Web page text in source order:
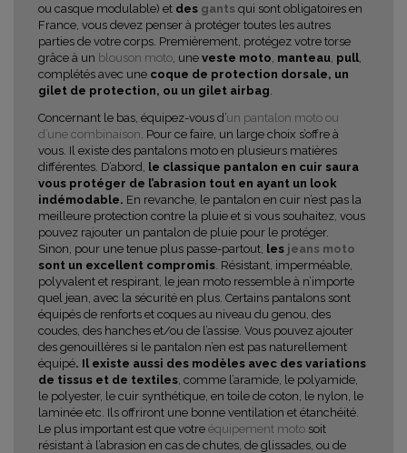
ou casque modulable) et des gants qui sont obligatoires en
France, vous devez penser à protéger toutes les autres
parties de votre corps. Premièrement, protégez votre torse
grâce à un blouson moto , une veste moto manteau pull
complétés avec une coque de protection dorsale, un
gilet de protection, ou un gilet airbag
Concernant le bas, équipez-vous d’un pantalon moto ou
d’une combinaison . Pour ce faire, un large choix s’offre à
vous. Il existe des pantalons moto en plusieurs matières
différentes. D’abord,
le classique pantalon en cuir saura
vous protéger de l’abrasion tout en ayant un look
indémodable. En revanche, le pantalon en cuir n’est pas la
meilleure protection contre la pluie et si vous souhaitez, vous
pouvez rajouter un pantalon de pluie pour le protéger.
Sinon, pour une tenue plus passe-partout, les jeans moto
sont un excellent compromis . Résistant, imperméable,
polyvalent et respirant, le jean moto ressemble à n’importe
quel jean, avec la sécurité en plus. Certains pantalons sont
équipés de renforts et coques au niveau du genou, des
coudes, des hanches et/ou de l’assise. Vous pouvez ajouter
des genouillères si le pantalon n’en est pas naturellement
équipé. Il existe aussi des modèles avec des variations
de tissus et de textiles , comme l’aramide, le polyamide,
le polyester, le cuir synthétique, en toile de coton, le nylon, le
laminée etc. Ils offriront une bonne ventilation et étanchéité.
Le plus important est que votre équipement moto soit
résistant à l’abrasion en cas de chutes, de glissades, ou de